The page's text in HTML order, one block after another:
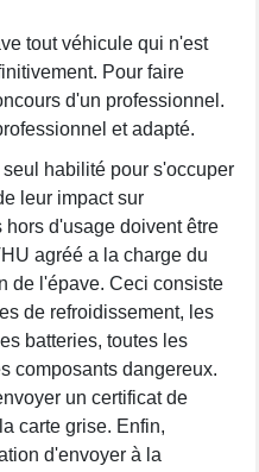
tout véhicule qui n'est
Pour faire
d'un professionnel.
et adapté.
habilité pour s'occuper
leur impact sur
hors d'usage doivent être
agréé a la charge du
de l'épave. Ceci consiste
de refroidissement, les
batteries, toutes les
composants dangereux.
un certificat de
carte grise. Enfin,
d'envoyer à la